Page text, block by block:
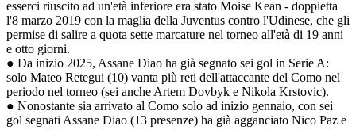
esserci riuscito ad un'età inferiore era stato Moise Kean - doppietta
l'8 marzo 2019 con la maglia della Juventus contro l'Udinese, che gli
permise di salire a quota sette marcature nel torneo all'età di 19 anni
e otto giorni.
● Da inizio 2025, Assane Diao ha già segnato sei gol in Serie A:
solo Mateo Retegui (10) vanta più reti dell'attaccante del Como nel
periodo nel torneo (sei anche Artem Dovbyk e Nikola Krstovic).
● Nonostante sia arrivato al Como solo ad inizio gennaio, con sei
gol segnati Assane Diao (13 presenze) ha già agganciato Nico Paz e